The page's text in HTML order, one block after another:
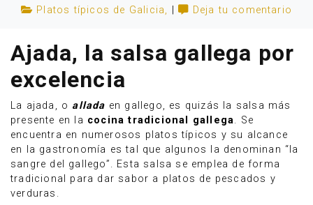
Platos típicos de Galicia, | Deja tu comentario
Ajada, la salsa gallega por
excelencia
La ajada, o allada en gallego, es quizás la salsa más
presente en la cocina tradicional gallega. Se
encuentra en numerosos platos típicos y su alcance
en la gastronomía es tal que algunos la denominan “la
sangre del gallego”. Esta salsa se emplea de forma
tradicional para dar sabor a platos de pescados y
verduras.